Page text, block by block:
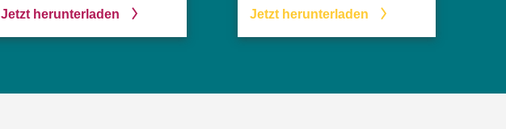
Jetzt herunterladen Jetzt herunterladen